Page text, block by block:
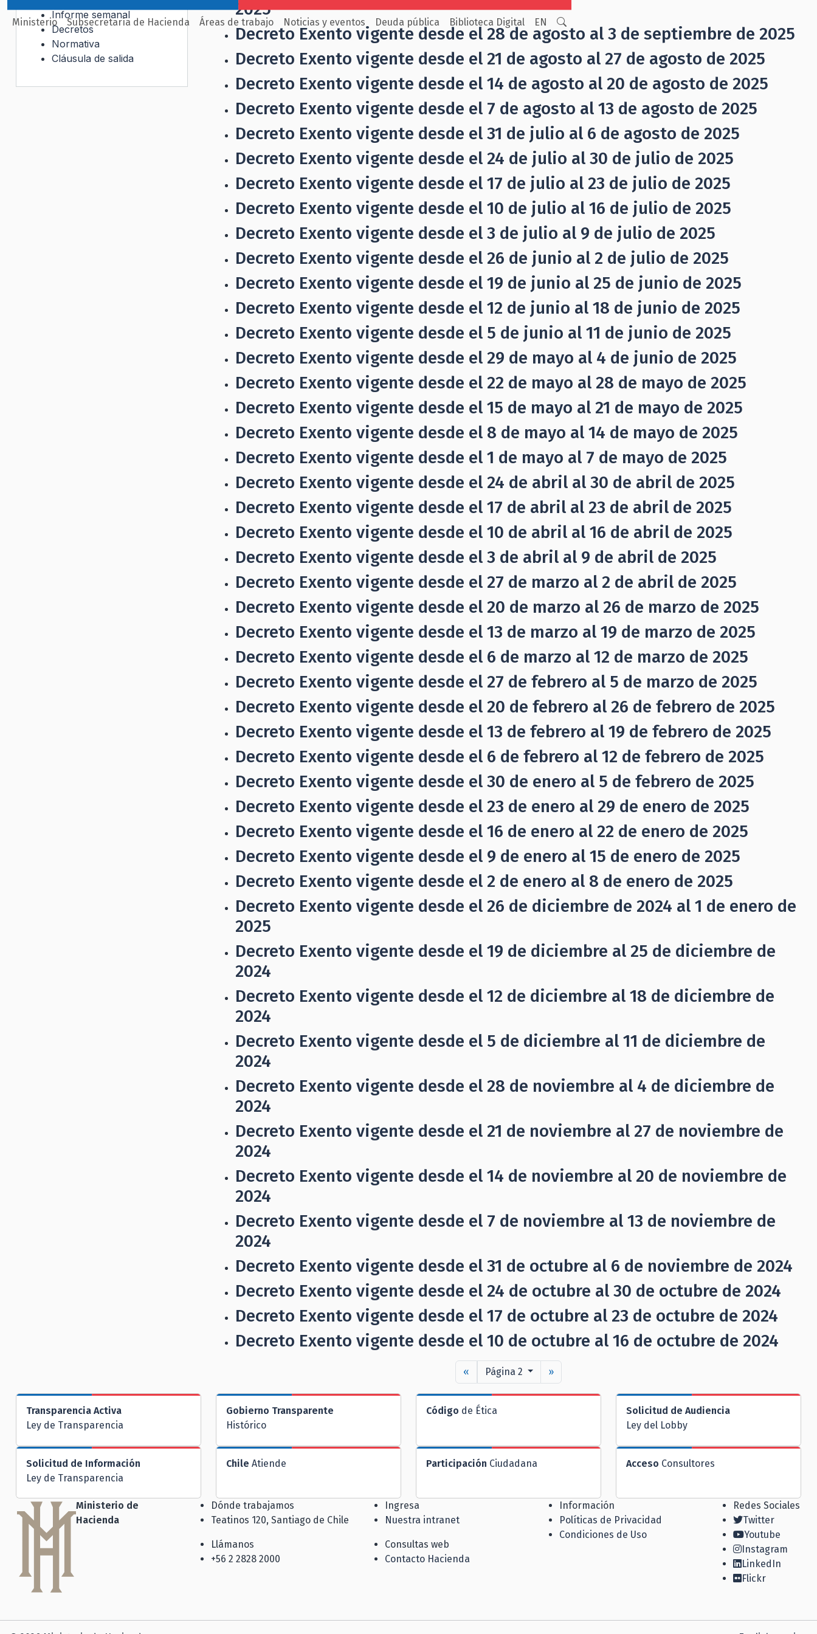
Ministerio Subsecretaría de Hacienda Áreas de trabajo Noticias y eventos Deuda pública Biblioteca Digital EN
2025
Decreto Exento vigente desde el 28 de agosto al 3 de septiembre de 2025
Decreto Exento vigente desde el 21 de agosto al 27 de agosto de 2025
Decreto Exento vigente desde el 14 de agosto al 20 de agosto de 2025
Decreto Exento vigente desde el 7 de agosto al 13 de agosto de 2025
Decreto Exento vigente desde el 31 de julio al 6 de agosto de 2025
Decreto Exento vigente desde el 24 de julio al 30 de julio de 2025
Decreto Exento vigente desde el 17 de julio al 23 de julio de 2025
Decreto Exento vigente desde el 10 de julio al 16 de julio de 2025
Decreto Exento vigente desde el 3 de julio al 9 de julio de 2025
Decreto Exento vigente desde el 26 de junio al 2 de julio de 2025
Decreto Exento vigente desde el 19 de junio al 25 de junio de 2025
Decreto Exento vigente desde el 12 de junio al 18 de junio de 2025
Decreto Exento vigente desde el 5 de junio al 11 de junio de 2025
Decreto Exento vigente desde el 29 de mayo al 4 de junio de 2025
Decreto Exento vigente desde el 22 de mayo al 28 de mayo de 2025
Decreto Exento vigente desde el 15 de mayo al 21 de mayo de 2025
Decreto Exento vigente desde el 8 de mayo al 14 de mayo de 2025
Decreto Exento vigente desde el 1 de mayo al 7 de mayo de 2025
Decreto Exento vigente desde el 24 de abril al 30 de abril de 2025
Decreto Exento vigente desde el 17 de abril al 23 de abril de 2025
Decreto Exento vigente desde el 10 de abril al 16 de abril de 2025
Decreto Exento vigente desde el 3 de abril al 9 de abril de 2025
Decreto Exento vigente desde el 27 de marzo al 2 de abril de 2025
Decreto Exento vigente desde el 20 de marzo al 26 de marzo de 2025
Decreto Exento vigente desde el 13 de marzo al 19 de marzo de 2025
Decreto Exento vigente desde el 6 de marzo al 12 de marzo de 2025
Decreto Exento vigente desde el 27 de febrero al 5 de marzo de 2025
Decreto Exento vigente desde el 20 de febrero al 26 de febrero de 2025
Decreto Exento vigente desde el 13 de febrero al 19 de febrero de 2025
Decreto Exento vigente desde el 6 de febrero al 12 de febrero de 2025
Decreto Exento vigente desde el 30 de enero al 5 de febrero de 2025
Decreto Exento vigente desde el 23 de enero al 29 de enero de 2025
Decreto Exento vigente desde el 16 de enero al 22 de enero de 2025
Decreto Exento vigente desde el 9 de enero al 15 de enero de 2025
Decreto Exento vigente desde el 2 de enero al 8 de enero de 2025
Decreto Exento vigente desde el 26 de diciembre de 2024 al 1 de enero de
2025
Decreto Exento vigente desde el 19 de diciembre al 25 de diciembre de
2024
Decreto Exento vigente desde el 12 de diciembre al 18 de diciembre de
2024
Decreto Exento vigente desde el 5 de diciembre al 11 de diciembre de
2024
Decreto Exento vigente desde el 28 de noviembre al 4 de diciembre de
2024
Decreto Exento vigente desde el 21 de noviembre al 27 de noviembre de
2024
Decreto Exento vigente desde el 14 de noviembre al 20 de noviembre de
2024
Decreto Exento vigente desde el 7 de noviembre al 13 de noviembre de
2024
Decreto Exento vigente desde el 31 de octubre al 6 de noviembre de 2024
Decreto Exento vigente desde el 24 de octubre al 30 de octubre de 2024
Decreto Exento vigente desde el 17 de octubre al 23 de octubre de 2024
Decreto Exento vigente desde el 10 de octubre al 16 de octubre de 2024
« Página 2 »
Informe semanal
Decretos
Normativa
Cláusula de salida
Transparencia Activa
Ley de Transparencia
Gobierno Transparente
Histórico
Código de Ética
Solicitud de Audiencia
Ley del Lobby
Solicitud de Información
Ley de Transparencia
Chile Atiende Participación Ciudadana Acceso Consultores
Ministerio de
Hacienda
Dónde trabajamos
Teatinos 120, Santiago de Chile
Llámanos
+56 2 2828 2000
Ingresa
Nuestra intranet
Consultas web
Contacto Hacienda
Información
Políticas de Privacidad
Condiciones de Uso
Redes Sociales
Twitter
Youtube
Instagram
LinkedIn
Flickr